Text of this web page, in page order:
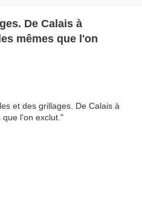
De Calais à
mêmes que l'on